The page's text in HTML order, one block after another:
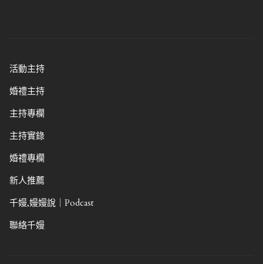
活動主持
婚禮主持
主持專欄
主持實錄
婚禮專欄
新人推薦
千嫚,嫚嫚說｜Podcast
聯絡千嫚